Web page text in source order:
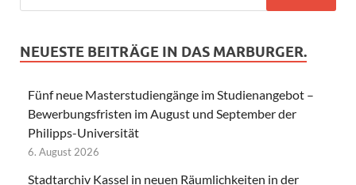
NEUESTE BEITRÄGE IN DAS MARBURGER.
Fünf neue Masterstudiengänge im Studienangebot –
Bewerbungsfristen im August und September der
Philipps-Universität
6. August 2026
Stadtarchiv Kassel in neuen Räumlichkeiten in der